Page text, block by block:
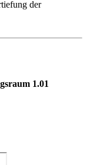
der
1.01